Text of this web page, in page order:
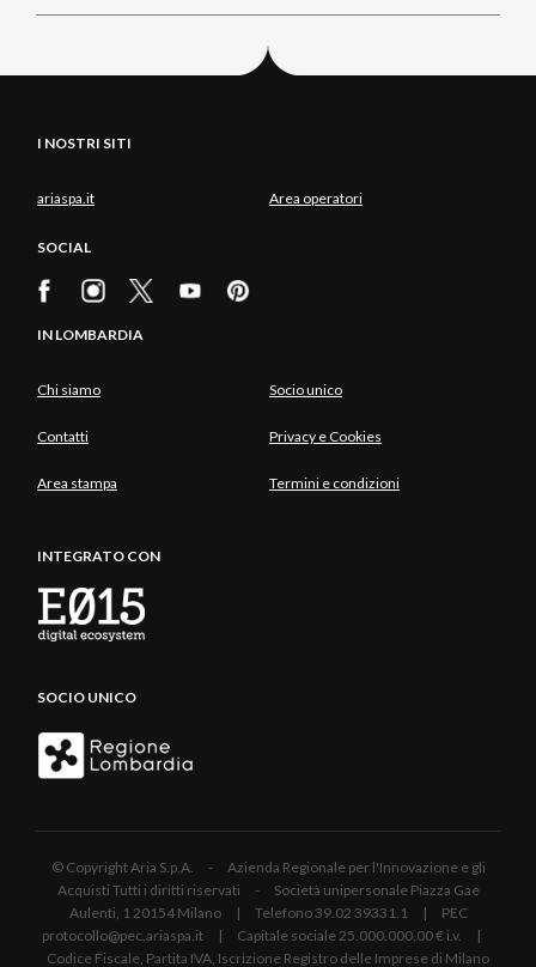
I NOSTRI SITI
ariaspa.it Area operatori
SOCIAL
IN LOMBARDIA
Chi siamo Socio unico
Contatti Privacy e Cookies
Area stampa Termini e condizioni
INTEGRATO CON
SOCIO UNICO
© Copyright Aria S.p.A. - Azienda Regionale per l'Innovazione e gli
Acquisti Tutti i diritti riservati - Società unipersonale Piazza Gae
Aulenti, 1 20154 Milano | Telefono 39.02 39331.1 | PEC
protocollo@pec.ariaspa.it | Capitale sociale 25.000.000,00 € i.v. |
Codice Fiscale, Partita IVA, Iscrizione Registro delle Imprese di Milano